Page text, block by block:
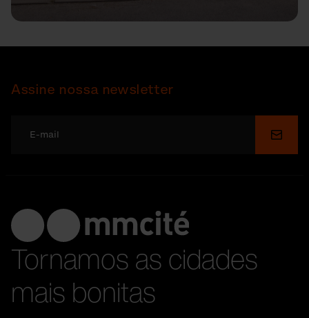
Assine nossa newsletter
Enviar
Tornamos as cidades
mais bonitas